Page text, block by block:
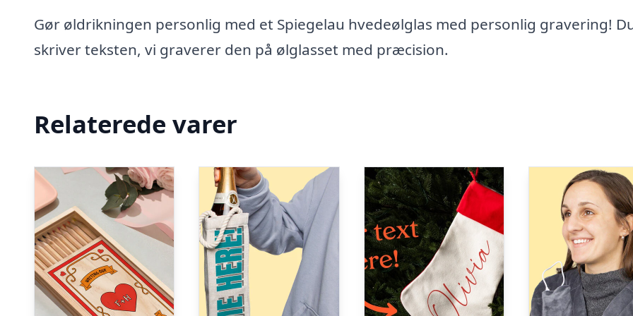
Gør øldrikningen personlig med et Spiegelau hvedeølglas med personlig gravering!
skriver teksten, vi graverer den på ølglasset med præcision.
Relaterede varer